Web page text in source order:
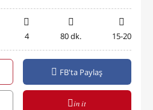
4 80 dk. 15-20
FB'ta Paylaş
in it